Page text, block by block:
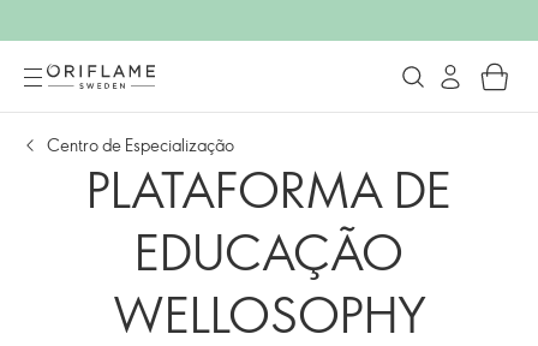
Centro de Especialização
PLATAFORMA DE
EDUCAÇÃO
WELLOSOPHY